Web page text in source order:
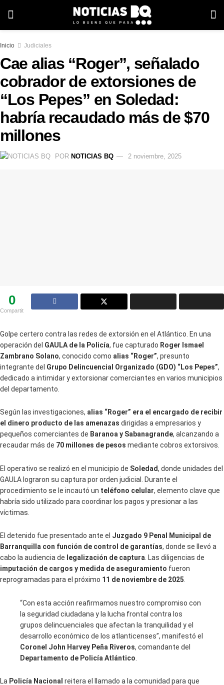
Inicio Judiciales
Cae alias “Roger”, señalado
cobrador de extorsiones de
“Los Pepes” en Soledad:
habría recaudado más de $70
millones
POR NOTICIAS BQ 2 noviembre, 2025
0
Compartit
Golpe certero contra las redes de extorsión en el Atlántico. En una
operación del GAULA de la Policía, fue capturado Roger Ismael
Zambrano Solano, conocido como alias “Roger”, presunto
integrante del Grupo Delincuencial Organizado (GDO) “Los Pepes”,
dedicado a intimidar y extorsionar comerciantes en varios municipios
del departamento.
Según las investigaciones, alias “Roger” era el encargado de recibir
el dinero producto de las amenazas dirigidas a empresarios y
pequeños comerciantes de Baranoa y Sabanagrande, alcanzando a
recaudar más de 70 millones de pesos mediante cobros extorsivos.
El operativo se realizó en el municipio de Soledad, donde unidades del
GAULA lograron su captura por orden judicial. Durante el
procedimiento se le incautó un teléfono celular, elemento clave que
habría sido utilizado para coordinar los pagos y presionar a las
víctimas.
El detenido fue presentado ante el Juzgado 9 Penal Municipal de
Barranquilla con función de control de garantías, donde se llevó a
cabo la audiencia de legalización de captura . Las diligencias de
imputación de cargos y medida de aseguramiento fueron
reprogramadas para el próximo 11 de noviembre de 2025
“Con esta acción reafirmamos nuestro compromiso con
la seguridad ciudadana y la lucha frontal contra los
grupos delincuenciales que afectan la tranquilidad y el
desarrollo económico de los atlanticenses”, manifestó el
Coronel John Harvey Peña Riveros, comandante del
Departamento de Policía Atlántico
La Policía Nacional reitera el llamado a la comunidad para que